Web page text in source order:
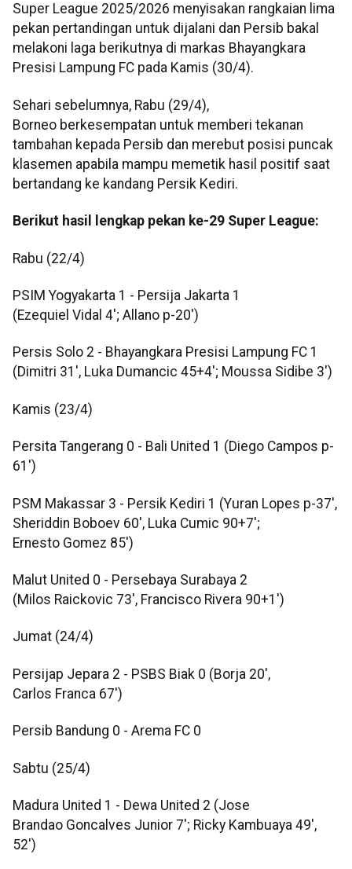
Super League 2025/2026 menyisakan rangkaian lima
pekan pertandingan untuk dijalani dan Persib bakal
melakoni laga berikutnya di markas Bhayangkara
Presisi Lampung FC pada Kamis (30/4).
Sehari sebelumnya, Rabu (29/4),
Borneo berkesempatan untuk memberi tekanan
tambahan kepada Persib dan merebut posisi puncak
klasemen apabila mampu memetik hasil positif saat
bertandang ke kandang Persik Kediri.
Berikut hasil lengkap pekan ke-29 Super League:
Rabu (22/4)
PSIM Yogyakarta 1 - Persija Jakarta 1
(Ezequiel Vidal 4'; Allano p-20')
Persis Solo 2 - Bhayangkara Presisi Lampung FC 1
(Dimitri 31', Luka Dumancic 45+4'; Moussa Sidibe 3')
Kamis (23/4)
Persita Tangerang 0 - Bali United 1 (Diego Campos p-
61')
PSM Makassar 3 - Persik Kediri 1 (Yuran Lopes p-37',
Sheriddin Boboev 60', Luka Cumic 90+7';
Ernesto Gomez 85')
Malut United 0 - Persebaya Surabaya 2
(Milos Raickovic 73', Francisco Rivera 90+1')
Jumat (24/4)
Persijap Jepara 2 - PSBS Biak 0 (Borja 20',
Carlos Franca 67')
Persib Bandung 0 - Arema FC 0
Sabtu (25/4)
Madura United 1 - Dewa United 2 (Jose
Brandao Goncalves Junior 7'; Ricky Kambuaya 49',
52')